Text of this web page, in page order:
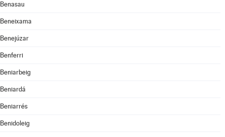
Benasau
Beneixama
Benejúzar
Benferri
Beniarbeig
Beniardá
Beniarrés
Benidoleig